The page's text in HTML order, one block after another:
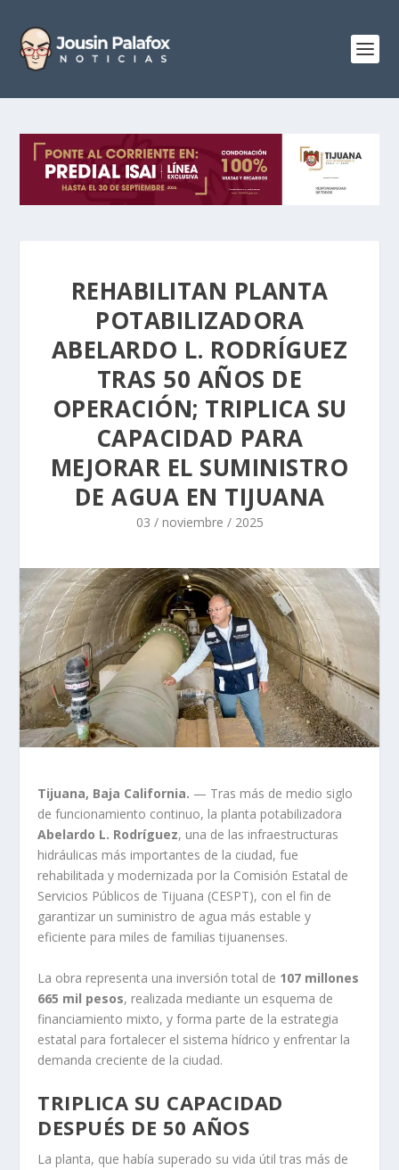
REHABILITAN PLANTA
POTABILIZADORA
ABELARDO L. RODRÍGUEZ
TRAS 50 AÑOS DE
OPERACIÓN; TRIPLICA SU
CAPACIDAD PARA
MEJORAR EL SUMINISTRO
DE AGUA EN TIJUANA
03 / noviembre / 2025
Tijuana, Baja California. — Tras más de medio siglo
de funcionamiento continuo, la planta potabilizadora
Abelardo L. Rodríguez, una de las infraestructuras
hidráulicas más importantes de la ciudad, fue
rehabilitada y modernizada por la Comisión Estatal de
Servicios Públicos de Tijuana (CESPT), con el fin de
garantizar un suministro de agua más estable y
eficiente para miles de familias tijuanenses.
La obra representa una inversión total de 107 millones
665 mil pesos, realizada mediante un esquema de
financiamiento mixto, y forma parte de la estrategia
estatal para fortalecer el sistema hídrico y enfrentar la
demanda creciente de la ciudad.
TRIPLICA SU CAPACIDAD
DESPUÉS DE 50 AÑOS
La planta, que había superado su vida útil tras más de